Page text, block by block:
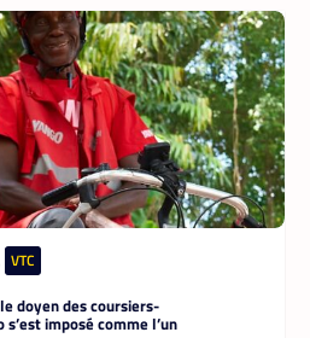
VTC
doyen des coursiers-
imposé comme l’un